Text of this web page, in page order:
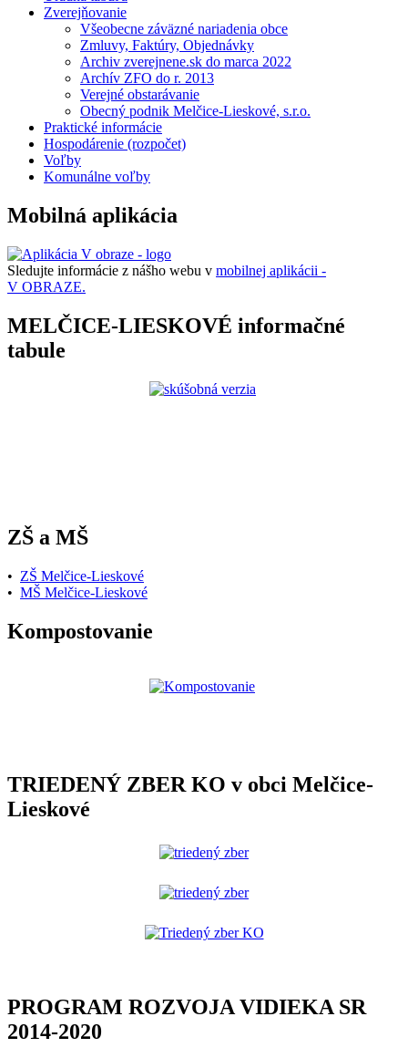
Zverejňovanie
Všeobecne záväzné nariadenia obce
Zmluvy, Faktúry, Objednávky
Archiv zverejnene.sk do marca 2022
Archív ZFO do r. 2013
Verejné obstarávanie
Obecný podnik Melčice-Lieskové, s.r.o.
Praktické informácie
Hospodárenie (rozpočet)
Voľby
Komunálne voľby
Mobilná aplikácia
Sledujte informácie z nášho webu v mobilnej aplikácii -
V OBRAZE.
MELČICE-LIESKOVÉ informačné
tabule
ZŠ a MŠ
• ZŠ Melčice-Lieskové
• MŠ Melčice-Lieskové
Kompostovanie
TRIEDENÝ ZBER KO v obci Melčice-
Lieskové
PROGRAM ROZVOJA VIDIEKA SR
2014-2020